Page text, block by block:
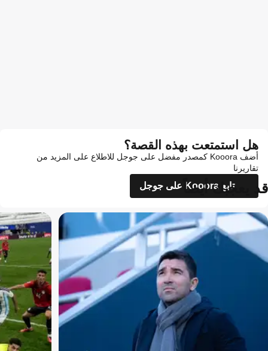
هل استمتعت بهذه القصة؟
أضف Kooora كمصدر مفضل على جوجل للاطلاع على المزيد من
تقاريرنا
تابع Kooora على جوجل
قد يعجبك أيضاً